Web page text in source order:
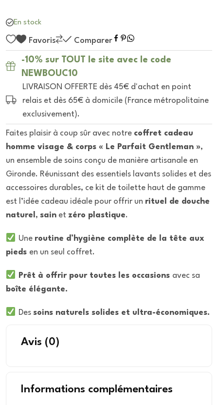
En stock
Favoris Comparer
-10% sur TOUT le site avec le code
NEWBOUC10
LIVRAISON OFFERTE dès 45€ d'achat en point
relais et dès 65€ à domicile (France métropolitaine
exclusivement).
Faites plaisir à coup sûr avec notre coffret cadeau
homme visage & corps « Le Parfait Gentleman »,
un ensemble de soins conçu de manière artisanale en
Gironde. Réunissant des essentiels lavants solides et des
accessoires durables, ce kit de toilette haut de gamme
est l’idée cadeau idéale pour offrir un rituel de douche
naturel , sain et zéro plastique.
Une routine d’hygiène complète de la tête aux
pieds en un seul coffret.
Prêt à offrir pour toutes les occasions avec sa
boîte élégante.
Des soins naturels solides et ultra-économiques.
Avis (0)
Informations complémentaires